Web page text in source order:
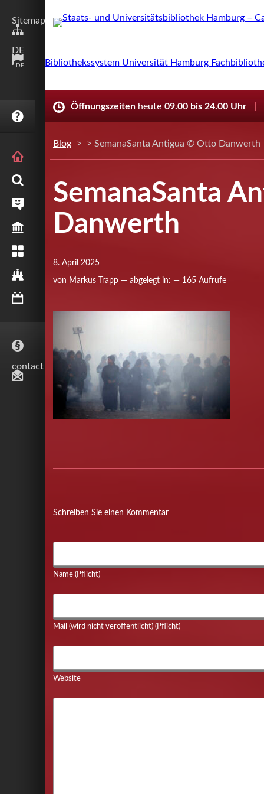
Sitemap
DE
DE
RECHERCHE
SERVICE
BIBLIOTHEK
HAMBURG
contact
Öffnungszeiten heute 09.00 bis 24.00 Uhr
Blog > > SemanaSanta Antigua © Otto Danwerth
SemanaSanta
Danwerth
8. April 2025
von Markus Trapp — abgelegt in: — 165 Aufrufe
Schreiben Sie einen Kommentar
Name (Pflicht)
Mail (wird nicht veröffentlicht) (Pflicht)
Website